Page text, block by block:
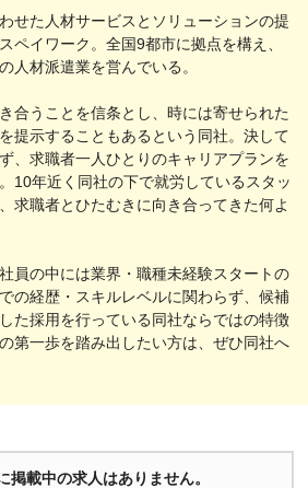
せた人材サービスとソリューションの提
ペイワーク。全国9都市に拠点を構え、
人材派遣業を営んでいる。
合うことを信条とし、時には寄せられた
提示することもあるという同社。決して
、求職者一人ひとりのキャリアプランを
10年近く同社の下で就労しているスタッ
求職者とひたむきに向き合ってきた何よ
員の中には業界・職種未経験スタートの
の経歴・スキルレベルに関わらず、候補
た採用を行っている同社ならではの特徴
第一歩を踏み出したい方は、ぜひ同社へ
掲載中の求人はありません。